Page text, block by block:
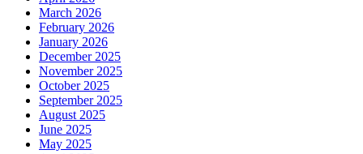
March 2026
February 2026
January 2026
December 2025
November 2025
October 2025
September 2025
August 2025
June 2025
May 2025